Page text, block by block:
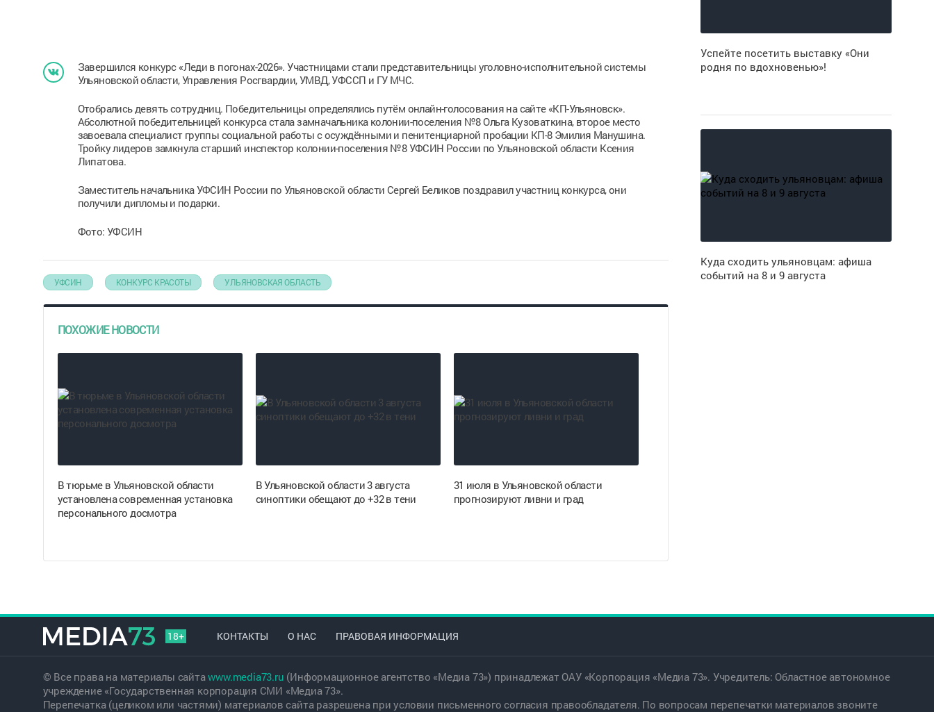
Завершился конкурс «Леди в погонах-2026». Участницами стали представительницы уголовно-исполнительной системы
Ульяновской области, Управления Росгвардии, УМВД, УФССП и ГУ МЧС.
Отобрались девять сотрудниц. Победительницы определялись путём онлайн-голосования на сайте «КП-Ульяновск».
Абсолютной победительницей конкурса стала замначальника колонии-поселения №8 Ольга Кузоваткина, второе место
завоевала специалист группы социальной работы с осуждёнными и пенитенциарной пробации КП-8 Эмилия Манушина.
Тройку лидеров замкнула старший инспектор колонии-поселения №8 УФСИН России по Ульяновской области Ксения
Липатова.
Заместитель начальника УФСИН России по Ульяновской области Сергей Беликов поздравил участниц конкурса, они
получили дипломы и подарки.
Фото: УФСИН
УФСИН КОНКУРС КРАСОТЫ УЛЬЯНОВСКАЯ ОБЛАСТЬ
ПОХОЖИЕ НОВОСТИ
В тюрьме в Ульяновской области
установлена современная установка
персонального досмотра
В Ульяновской области 3 августа
синоптики обещают до +32 в тени
31 июля в Ульяновской области
прогнозируют ливни и град
Успейте посетить выставку «Они
родня по вдохновенью»!
Куда сходить ульяновцам: афиша
событий на 8 и 9 августа
18+ КОНТАКТЫ О НАС ПРАВОВАЯ ИНФОРМАЦИЯ
© Все права на материалы сайтаwww.media73.ru (Информационное агентство «Медиа 73») принадлежат ОАУ «Корпорация «Медиа 73». Учредитель: Областное автономное
учреждение «Государственная корпорация СМИ «Медиа 73».
Перепечатка (целиком или частями) материалов сайта разрешена при условии письменного согласия правообладателя. По вопросам перепечатки материалов звоните